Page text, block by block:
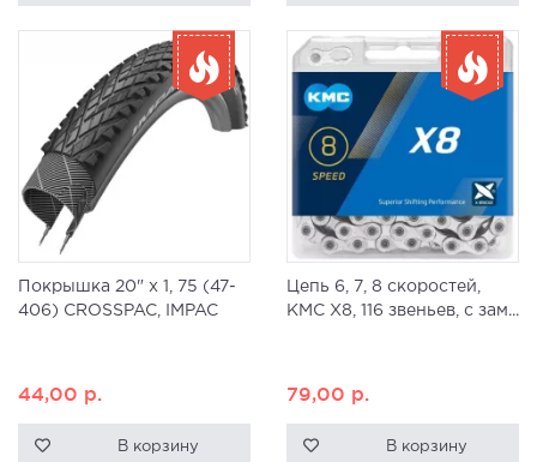
Покрышка 20" x 1, 75 (47-
406) CROSSPAC, IMPAC
44,00 р.
В корзину
Цепь 6, 7, 8 скоростей,
KMC X8, 116 звеньев, с зам...
79,00 р.
В корзину